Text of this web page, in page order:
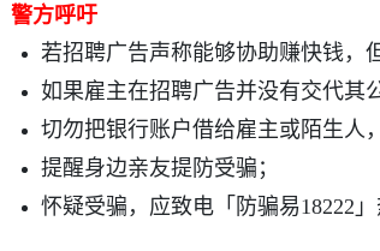
警方呼吁
若招聘广告声称能够协助赚快钱，
如果雇主在招聘广告并没有交代其
切勿把银行账户借给雇主或陌生人
提醒身边亲友提防受骗；
怀疑受骗，应致电「防骗易18222